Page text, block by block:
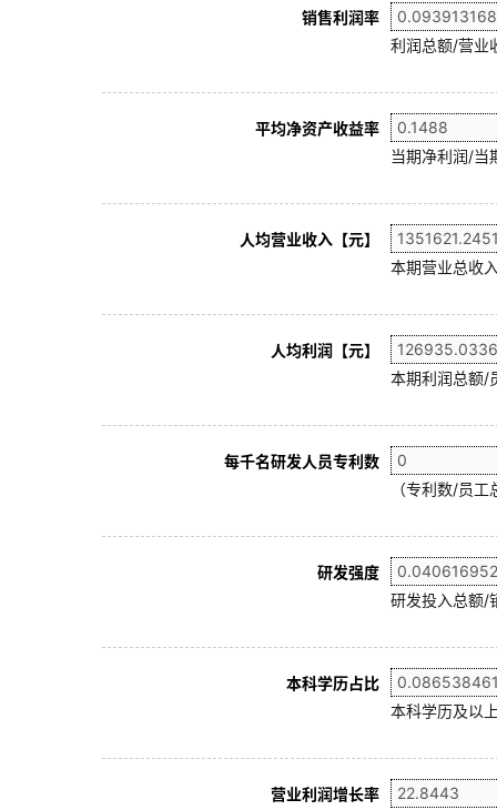
销售利润率
利润总额/营业
平均净资产收益率
当期净利润/当
人均营业收入【元】
本期营业总收
人均利润【元】
本期利润总额/
每千名研发人员专利数
（专利数/员
研发强度
研发投入总额/
本科学历占比
本科学历及以
营业利润增长率